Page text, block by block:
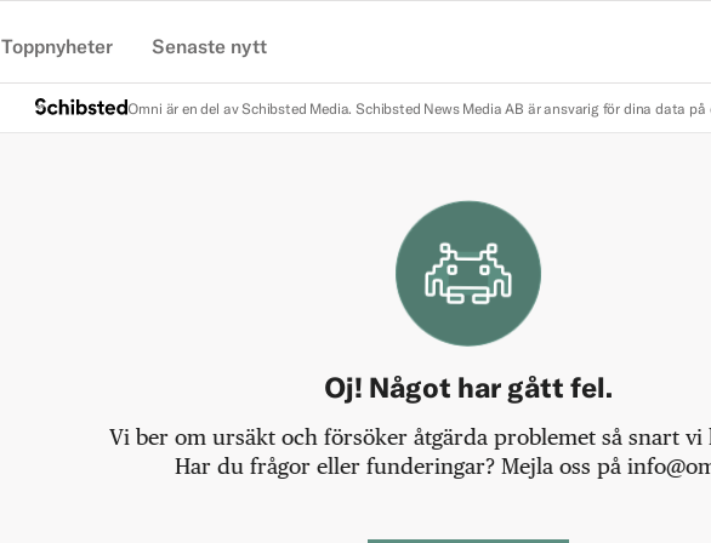
Toppnyheter Senaste nytt
Omni är en del av Schibsted Media. Schibsted News Media AB är ansvarig för dina data på
Oj! Något har gått fel.
Vi ber om ursäkt och försöker åtgärda problemet så snart
Har du frågor eller funderingar? Mejla oss på